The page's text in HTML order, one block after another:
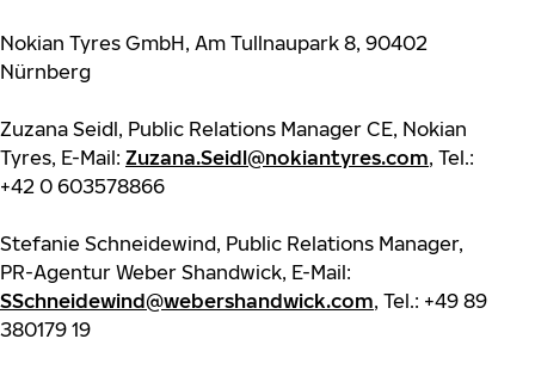
Nokian Tyres GmbH, Am Tullnaupark 8, 90402
Nürnberg
Zuzana Seidl, Public Relations Manager CE, Nokian
Tyres, E-Mail: Zuzana.Seidl@nokiantyres.com, Tel.:
+42 0 603578866
Stefanie Schneidewind, Public Relations Manager,
PR-Agentur Weber Shandwick, E-Mail:
SSchneidewind@webershandwick.com, Tel.: +49 89
380179 19